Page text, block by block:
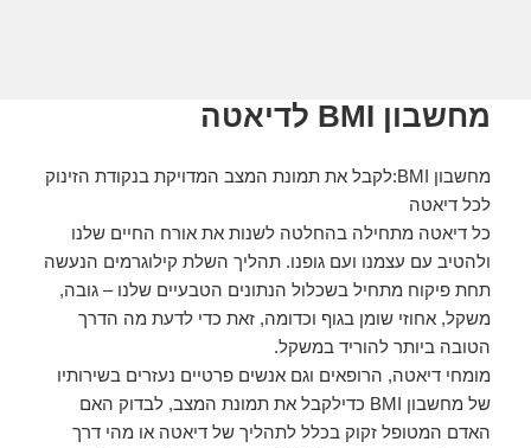
מחשבון BMI לדיאטה
מחשבון BMI:לקבל את תמונת המצב המדויקת בנקודת הזינוק
לכל דיאטה
כל דיאטה מתחילה בהחלטה לשנות את אורח החיים שלנו
ולהטיב עם עצמנו ועם גופנו. תהליך השלת קילוגרמים הנעשה
תחת פיקוח מתחיל בשכלול הנתונים הטבעיים שלנו – גובה,
משקל, אחוזי שומן בגוף וכדומה, זאת כדי לדעת מה הדרך
הטובה ביותר להוריד במשקל.
מומחי דיאטה, הרופאים וגם אנשים פרטיים נעזרים בשירותיו
של מחשבון BMI כדילקבל את תמונת המצב, לבדוק האם
האדם המטופל זקוק בכלל לתהליך של דיאטה או מהי דרך